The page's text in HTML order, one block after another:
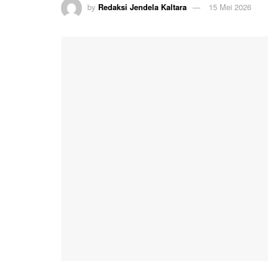
by Redaksi Jendela Kaltara 15 Mei 2026